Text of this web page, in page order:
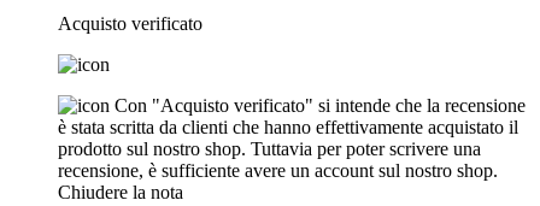
Acquisto verificato
Con "Acquisto verificato" si intende che la recensione
è stata scritta da clienti che hanno effettivamente acquistato il
prodotto sul nostro shop. Tuttavia per poter scrivere una
recensione, è sufficiente avere un account sul nostro shop.
Chiudere la nota